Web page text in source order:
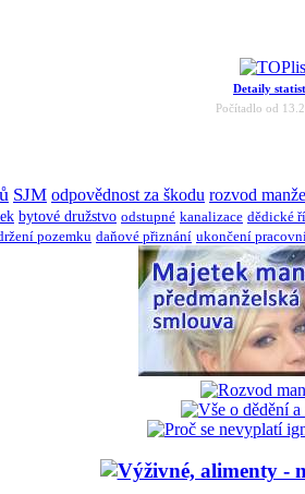
Detaily
Počítadlo od
SJM odpovědnost za škodu rozvod
bytové družstvo odstupné kanalizace dědické
pozemku daňové přiznání ukončení